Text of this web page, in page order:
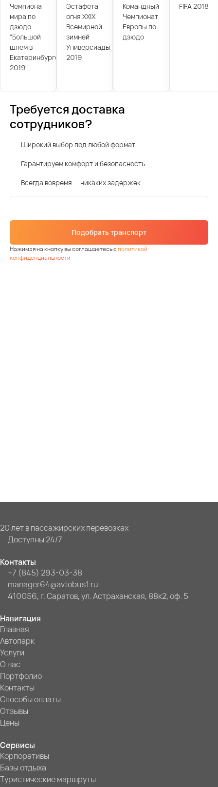
Чемпиона
мира по
дзюдо
"Большой
шлем в
Екатеринбурге
2019"
Эстафета
огня XXIX
Всемирной
зимней
Универсиады
2019
Командный
Чемпионат
Европы по
дзюдо
FIFA 2018
Требуется доставка
сотрудников?
Широкий выбор под любой формат
Гарантируем комфорт и безопасность
Всегда вовремя — никаких задержек
Подобрать транспорт
Нажимая на кнопку вы соглашаетесь сполитикой
конфиденциальности
20 лет в пассажирских перевозках
Доступны 24/7
Контакты
+7 (845) 293-03-38
manager64@avtobus1.ru
410056, г. Саратов, ул. Астраханская, 88к2, оф. 5
Навигация
Главная
Автопарк
Услуги
О нас
Портфолио
Контакты
Способы оплаты
Отзывы
Цены
Сервисы
Корпоративы
Базы отдыха
Туристические маршруты